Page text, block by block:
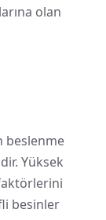
olan
beslenme
Yüksek
besinler